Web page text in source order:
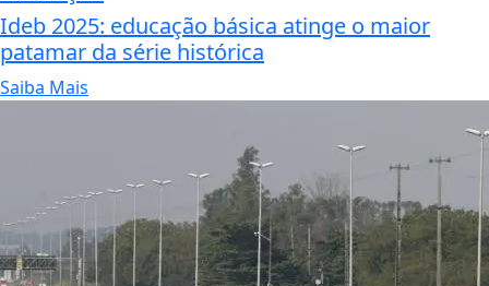
Ideb 2025: educação básica atinge o maior
patamar da série histórica
Saiba Mais